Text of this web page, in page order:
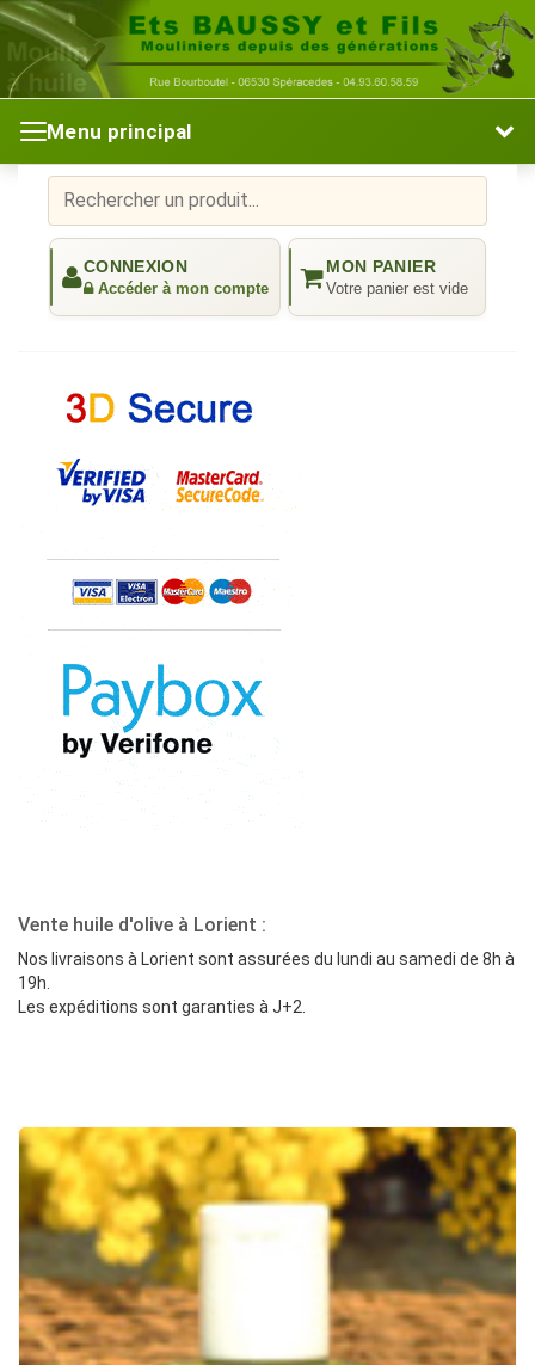
Menu principal
Vente huile d'olive à Lorient :
Nos livraisons à Lorient sont assurées du lundi au samedi de 8h à
19h.
Les expéditions sont garanties à J+2.